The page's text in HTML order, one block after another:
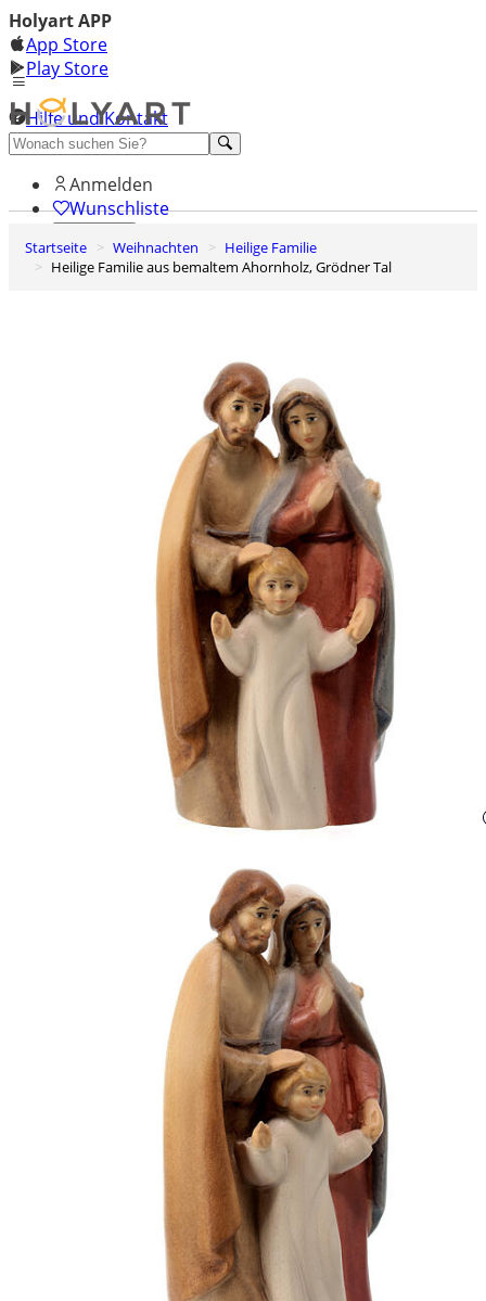
Holyart APP
App Store
Play Store
Hilfe und Kontakt
Entdecken Sie Premium
Anmelden
Wunschliste
0
Warenkorb
Startseite Weihnachten
Heilige Familie
Heilige Familie aus bemaltem Ahornholz, Grödner Tal